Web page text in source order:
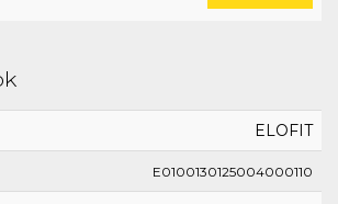
ELOFIT
E0100130125004000110